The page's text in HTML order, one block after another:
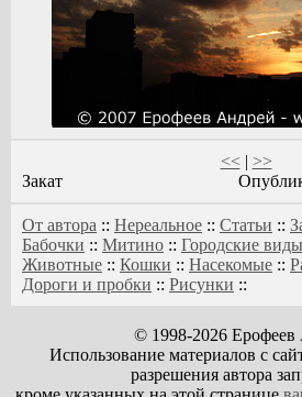
<<| >>
Закат
От автора :: Нереальное :: Статьи ::
Бабочки :: Митино :: Городские виды
Животные :: Кошки :: Насекомые ::
Дороги и пробки :: Рисунки ::
© 1998-2026 Ерофеев
Использование материалов с
разрешения автора